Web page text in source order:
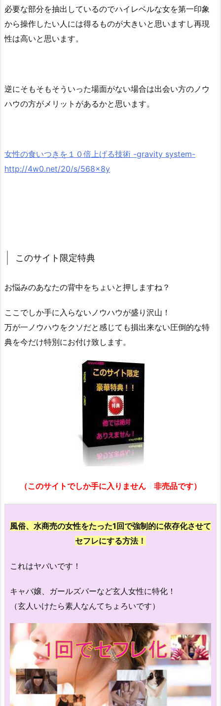
必要な部分を抽出しているのでハイレベルな女を第一印象
から操作したい人には得るものが大きいと思いますし再現
性は高いと思います。
逆にそもそもそういった場面がない場合は出会い方のノウ
ハウの方がメリットがあるかと思います。
女性の食いつきを１０倍上げる技術 -gravity system-
http://4w0.net/20/s/568x8y
このサイト限定特典
お悩みのあなたの背中をちょいと押しますね？
ここでしか手に入らないノウハウが盛り沢山！
万が一ノウハウをクソだと感じても損出来ない圧倒的な特
典を今だけ特別にお付け致します。
（このサイトでしか手に入りません 非売品です）
風俗、水商売の女性をたった1回で強制的に依存化させて
セフレにする方法！
これはヤバいです！
キャバ嬢、ガールズバーなど玄人女性に特化！
（玄人いけたら素人なんてちょろいです）